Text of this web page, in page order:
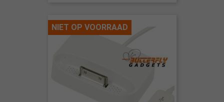
NIET OP VOORRAAD